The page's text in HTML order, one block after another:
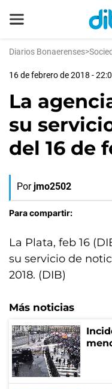
Diarios Bonaerenses>
16 de febrero de 2018 -
La
su
del 16 de
Por jmo2502
Para compartir:
La Plata, feb 16
su servicio de
2018. (DIB)
Más noticias